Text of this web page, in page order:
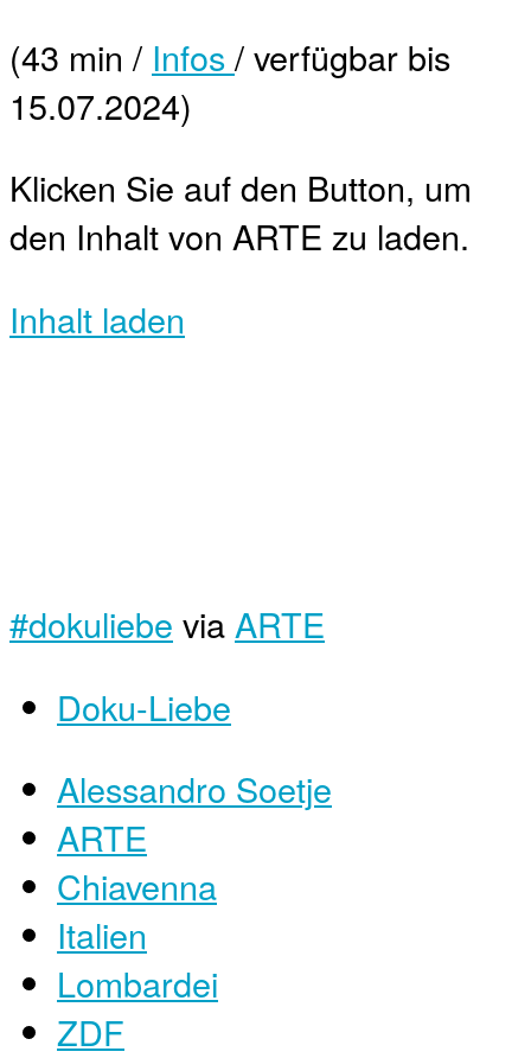
(43 min / Infos/ verfügbar bis
15.07.2024)
Klicken Sie auf den Button, um
den Inhalt von ARTE zu laden.
Inhalt laden
#dokuliebe via ARTE
Doku-Liebe
Alessandro Soetje
ARTE
Chiavenna
Italien
Lombardei
ZDF